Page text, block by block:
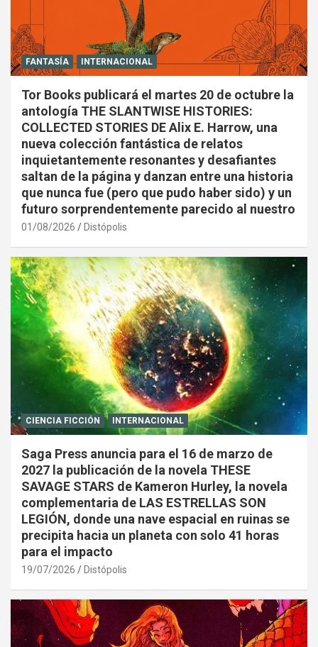
FANTASÍA INTERNACIONAL
Tor Books publicará el martes 20 de octubre la
antología THE SLANTWISE HISTORIES:
COLLECTED STORIES DE Alix E. Harrow, una
nueva colección fantástica de relatos
inquietantemente resonantes y desafiantes
saltan de la página y danzan entre una historia
que nunca fue (pero que pudo haber sido) y un
futuro sorprendentemente parecido al nuestro
01/08/2026 Distópolis
CIENCIA FICCIÓN INTERNACIONAL
Saga Press anuncia para el 16 de marzo de
2027 la publicación de la novela THESE
SAVAGE STARS de Kameron Hurley, la novela
complementaria de LAS ESTRELLAS SON
LEGIÓN, donde una nave espacial en ruinas se
precipita hacia un planeta con solo 41 horas
para el impacto
19/07/2026 Distópolis